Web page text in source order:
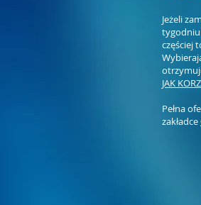
Jeżeli
tygodniu
częściej
JAK
Pełna
zakładce